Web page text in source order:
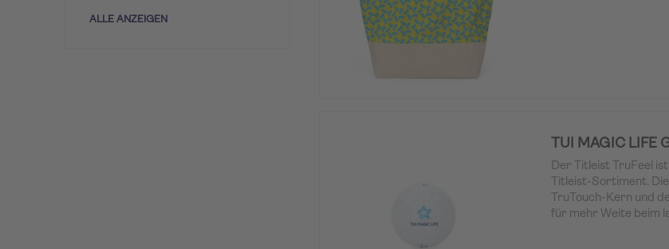
stilvollen Look sorgen.
Tasche zu einem
TUI MAGIC LIFE
Der Titleist TruFeel
Titleist-Sortiment.
TruTouch-Kern und
für mehr Weite beim
ALLE ANZEIGEN